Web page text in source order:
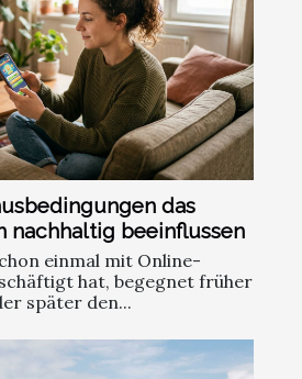
das
nachhaltig beeinflussen
einmal mit Online-
hat, begegnet früher
später den...